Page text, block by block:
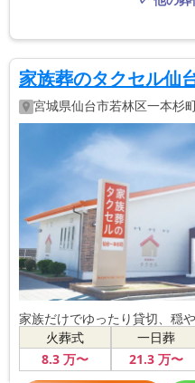
家族葬のタクセル仙
宮城県仙台市若林区一本杉
家族だけでゆったり貸切、穏
火葬式
8.3万〜
一日葬
21.3 万〜